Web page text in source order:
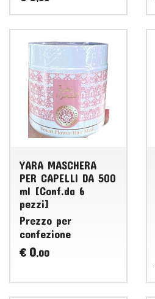
YARA MASCHERA
PER CAPELLI DA 500
ml [Conf.da 6
pezzi]
Prezzo per
confezione
€ 0,00